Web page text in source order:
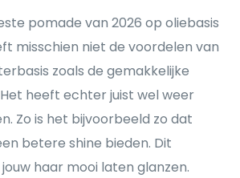
pomade van 2026 op oliebasis
misschien niet de voordelen van
zoals de gemakkelijke
heeft echter juist wel weer
Zo is het bijvoorbeeld zo dat
betere shine bieden. Dit
haar mooi laten glanzen.